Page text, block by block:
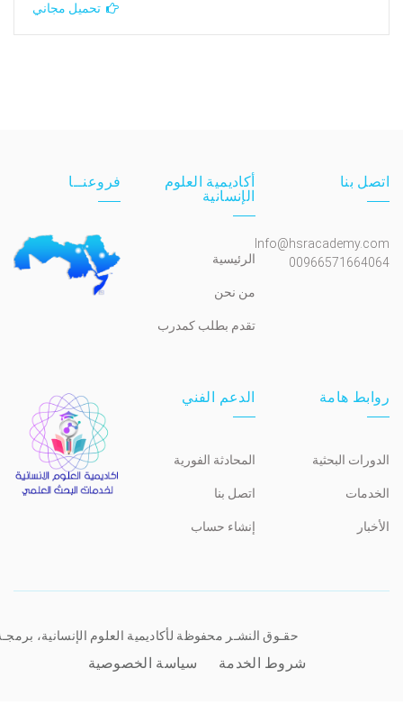
تحميل مجاني
اتصل بنا
Info@hsracademy.com
00966571664064
أكاديمية العلوم
الإنسانية
الرئيسية
من نحن
تقدم بطلب كمدرب
فروعنــا
روابط هامة
الدورات البحثية
الخدمات
الأخبار
الدعم الفني
المحادثة الفورية
اتصل بنا
إنشاء حساب
حقـوق النشـر محفوظة لأكاديمية العلوم الإنسانية،
شروط الخدمة سياسة الخصوصية